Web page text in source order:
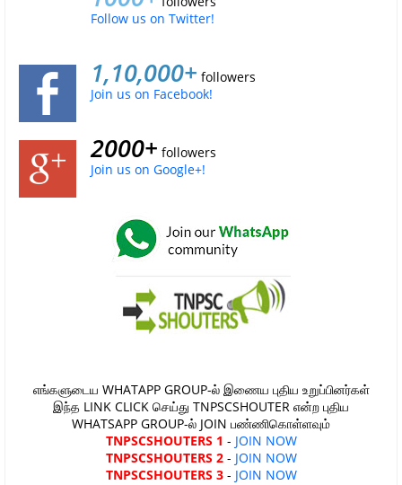
Follow us on Twitter!
1,10,000+ followers
Join us on Facebook!
2000+ followers
Join us on Google+!
எங்களுடைய WHATAPP GROUP-ல் இணைய புதிய உறுப்பினர்கள்
இந்த LINK CLICK செய்து TNPSCSHOUTER என்ற புதிய
WHATSAPP GROUP-ல் JOIN பண்ணிகொள்ளவும்
TNPSCSHOUTERS 1 - JOIN NOW
TNPSCSHOUTERS 2- JOIN NOW
TNPSCSHOUTERS 3- JOIN NOW